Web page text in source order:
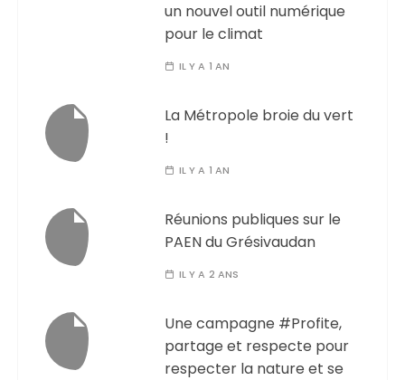
un nouvel outil numérique
pour le climat
IL Y A 1 AN
La Métropole broie du vert
!
IL Y A 1 AN
Réunions publiques sur le
PAEN du Grésivaudan
IL Y A 2 ANS
Une campagne #Profite,
partage et respecte pour
respecter la nature et se